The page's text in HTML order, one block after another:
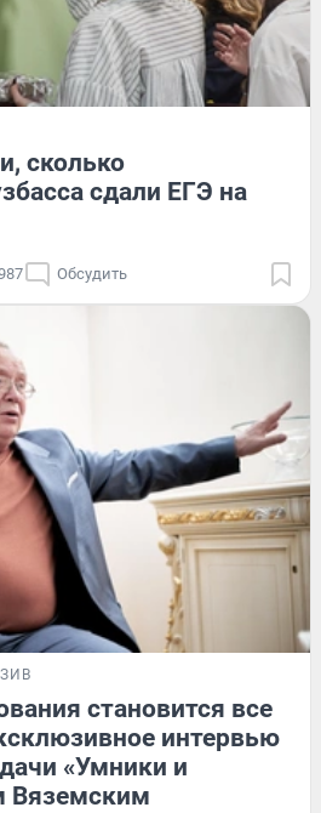
сколько
сдали ЕГЭ на
Обсудить
становится все
интервью
«Умники и